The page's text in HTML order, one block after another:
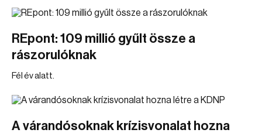
REpont: 109 millió gyűlt össze a
rászorulóknak
Fél év alatt.
A várandósoknak krízisvonalat hozna